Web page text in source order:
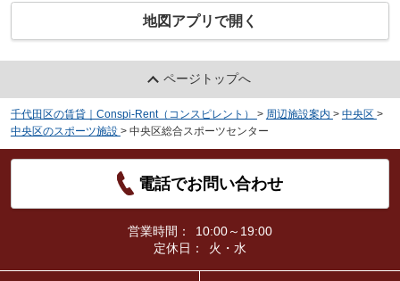
地図アプリで開く
ページトップへ
千代田区の賃貸｜Conspi-Rent（コンスピレント） > 周辺施設案内 > 中央区 >
中央区のスポーツ施設 > 中央区総合スポーツセンター
電話でお問い合わせ
営業時間：
10:00～19:00
定休日：
火・水